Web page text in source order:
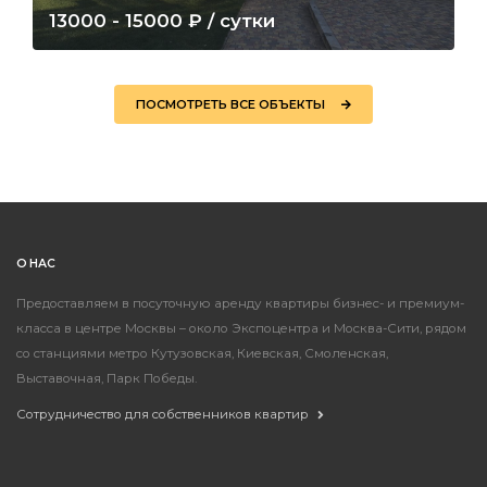
13000 - 15000 ₽ / сутки
Немчиновка, Советский пр-кт
ПОСМОТРЕТЬ ВСЕ ОБЪЕКТЫ
О НАС
Предоставляем в посуточную аренду квартиры бизнес- и премиум-
класса в центре Москвы – около Экспоцентра и Москва-Сити, рядом
со станциями метро Кутузовская Киевская , Смоленская,
Выставочная, Парк Победы.
Сотрудничество для собственников квартир